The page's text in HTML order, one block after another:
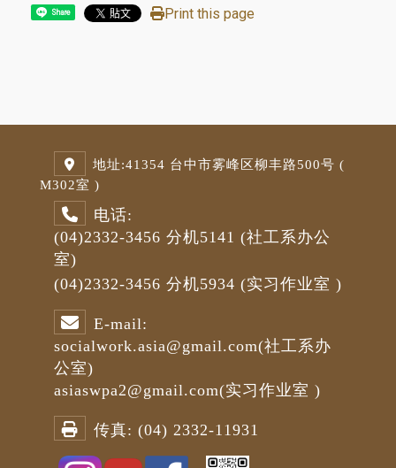
Share Print this page
地址:41354 台中市雾峰区柳丰路500号 (
M302室 )
电话:
(04)2332-3456 分机5141 (社工系办公
室)
(04)2332-3456 分机5934 (实习作业室 )
E-mail:
socialwork.asia@gmail.com(社工系办
公室)
asiaswpa2@gmail.com(实习作业室 )
传真: (04) 2332-11931